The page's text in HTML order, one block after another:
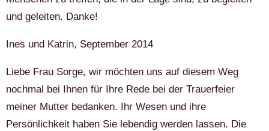
und geleiten. Danke!
Ines und Katrin, September 2014
Liebe Frau Sorge, wir möchten uns auf diesem Weg
nochmal bei Ihnen für Ihre Rede bei der Trauerfeier
meiner Mutter bedanken. Ihr Wesen und ihre
Persönlichkeit haben Sie lebendig werden lassen. Die